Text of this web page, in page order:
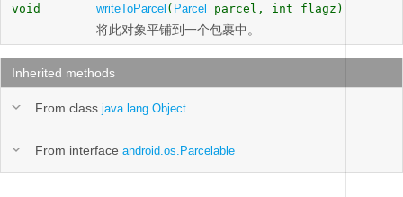
void writeToParcel ( Parcel parcel, int flagz)
将此对象平铺到一个包裹中。
Inherited methods
From class java.lang.Object
From interface android.os.Parcelable